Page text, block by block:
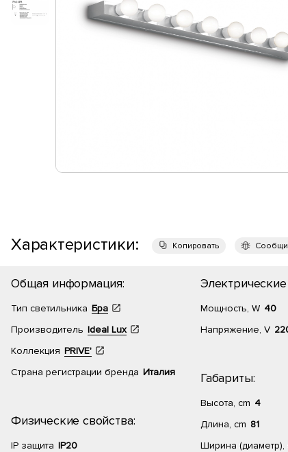
Характеристики: Копировать
Общая информация:
Тип светильника Бра
Производитель Ideal Lux
Коллекция PRIVE'
Страна регистрации бренда Италия
Физические свойства:
IP защита IP20
Электрические
Мощность, W 40
Напряжение, V
Габариты:
Высота, cm 4
Длина, cm 81
Ширина (диаметр),